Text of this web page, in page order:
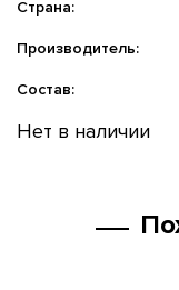
Страна:
Производитель:
Состав:
Нет в наличии